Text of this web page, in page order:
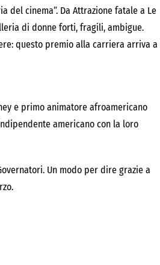
cinema”. Da Attrazione fatale a Le
di donne forti, fragili, ambigue.
questo premio alla carriera arriva a
e primo animatore afroamericano
americano con la loro
Un modo per dire grazie a